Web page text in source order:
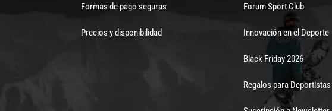
Formas de pago seguras
Precios y disponibilidad
Forum Sport Club
Innovación en el Deporte
Black Friday 2026
Regalos para Deportistas